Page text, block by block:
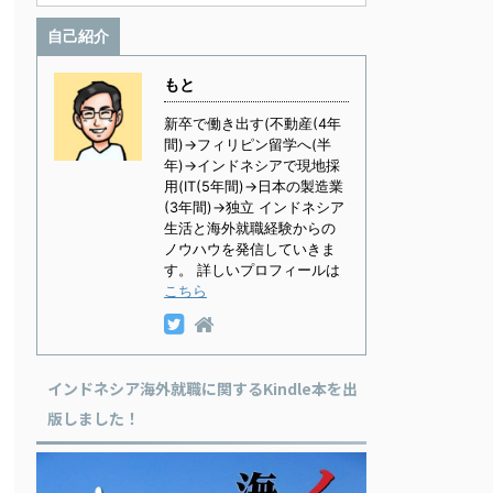
自己紹介
もと
新卒で働き出す(不動産(4年
間)→フィリピン留学へ(半
年)→インドネシアで現地採
用(IT(5年間)→日本の製造業
(3年間)→独立 インドネシア
生活と海外就職経験からの
ノウハウを発信していきま
す。 詳しいプロフィールは
こちら
インドネシア海外就職に関するKindle本を出
版しました！